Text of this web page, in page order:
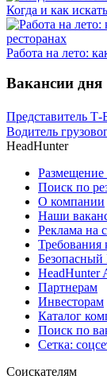
Когда и как
Работа на лето:
Вакансии дня
Представитель Т-
Водитель
HeadHunter
Размещение
Поиск по
О компании
Наши
Реклама на
Безопасный
HeadHunter
Партнерам
Инвесторам
Каталог
Поиск по
Сетка:
Соискателям